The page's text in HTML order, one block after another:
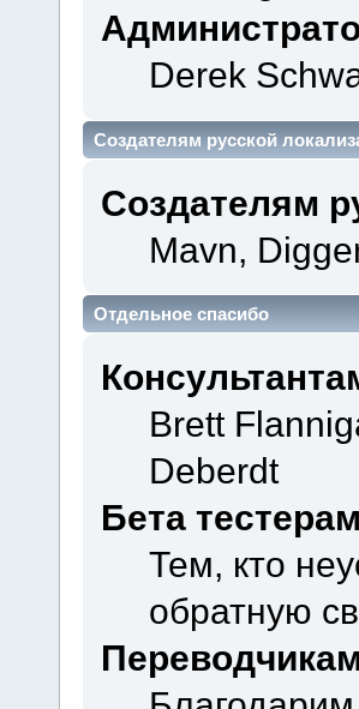
Derek
Создателям русской
Создателям
Mavn,
Отдельное спасибо
Brett
Deberdt
Бета тестерам
Тем, кто
обратную